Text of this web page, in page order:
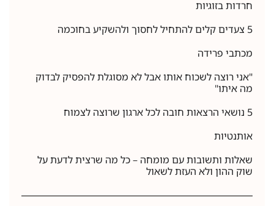
חרדות בזוגיות
5 צעדים קלים להתחיל לחסוך ולהשקיע בחוכמה
מכתבי פרידה
"אני רוצה לשכוח אותו אבל לא מסוגלת להפסיק לבדוק
מה איתו"
5 נושאי הרצאות חובה לכל ארגון שרוצה לצמוח
אותנטיות
שאלות ותשובות עם מומחה – כל מה שרצית לדעת על
שוק ההון ולא העזת לשאול